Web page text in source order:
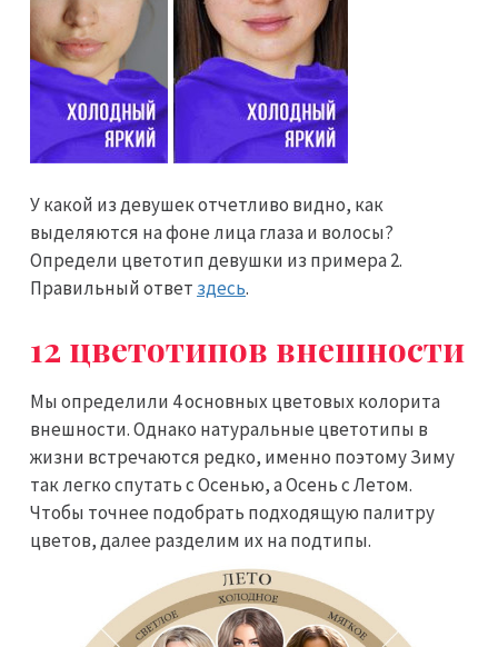
У какой из девушек отчетливо видно, как
выделяются на фоне лица глаза и волосы?
Определи цветотип девушки из примера 2.
Правильный ответ здесь.
12 цветотипов внешности
Мы определили 4 основных цветовых колорита
внешности. Однако натуральные цветотипы в
жизни встречаются редко, именно поэтому Зиму
так легко спутать с Осенью, а Осень с Летом.
Чтобы точнее подобрать подходящую палитру
цветов, далее разделим их на подтипы.